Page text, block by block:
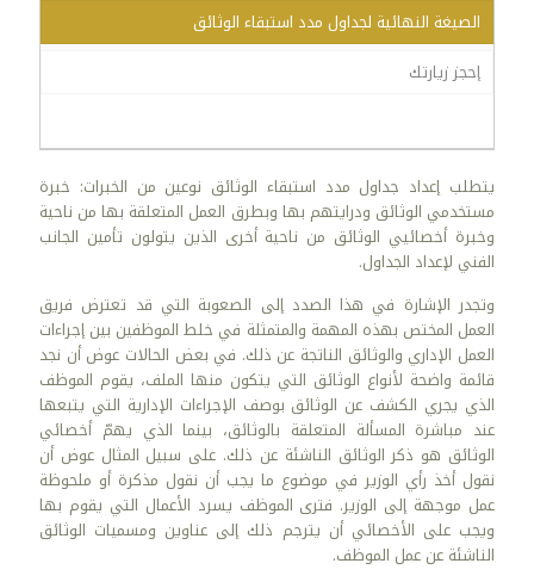
الصيغة النهائية لجداول مدد استبقاء الوثائق
إحجز زيارتك
يتطلب إعداد جداول مدد استبقاء الوثائق نوعين من الخبرات: خبرة
مستخدمي الوثائق ودرايتهم بها وبطرق العمل المتعلقة بها من ناحية
وخبرة أخصائيي الوثائق من ناحية أخرى الذين يتولون تأمين الجانب
الفني لإعداد الجداول.
وتجدر الإشارة في هذا الصدد إلى الصعوبة التي قد تعترض فريق
العمل المختص بهذه المهمة والمتمثلة في خلط الموظفين بين إجراءات
العمل الإداري والوثائق الناتجة عن ذلك. في بعض الحالات عوض أن نجد
قائمة واضحة لأنواع الوثائق التي يتكون منها الملف، يقوم الموظف
الذي يجري الكشف عن الوثائق بوصف الإجراءات الإدارية التي يتبعها
عند مباشرة المسألة المتعلقة بالوثائق، بينما الذي يهمّ أخصائي
الوثائق هو ذكر الوثائق الناشئة عن ذلك. على سبيل المثال عوض أن
نقول أخذ رأي الوزير في موضوع ما يجب أن نقول مذكرة أو ملحوظة
عمل موجهة إلى الوزير. فترى الموظف يسرد الأعمال التي يقوم بها
ويجب على الأخصائي أن يترجم ذلك إلى عناوين ومسميات الوثائق
الناشئة عن عمل الموظف.